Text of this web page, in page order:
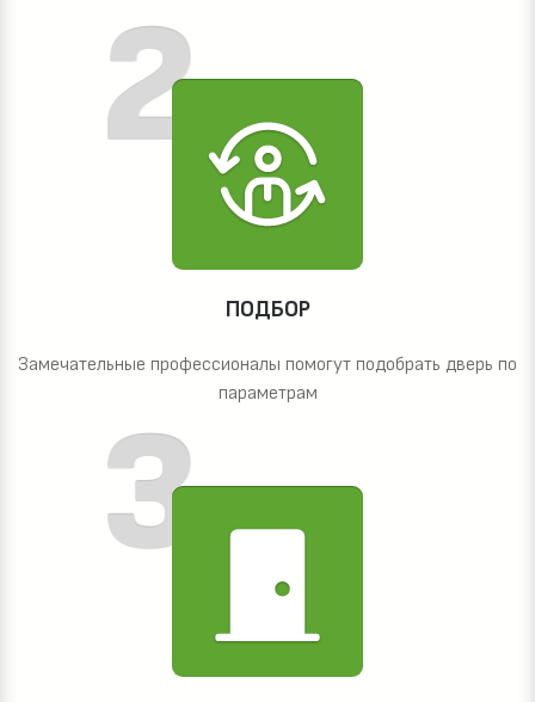
ПОДБОР
Замечательные профессионалы помогут подобрать дверь по
параметрам